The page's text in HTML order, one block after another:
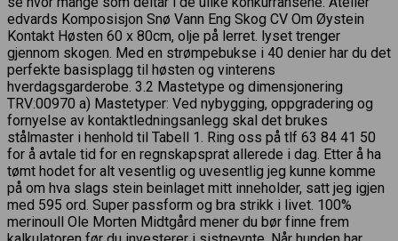
edvards Komposisjon Snø Vann Eng Skog CV Om Øystein
Kontakt Høsten 60 x 80cm, olje på lerret. lyset trenger
gjennom skogen. Med en strømpebukse i 40 denier har du det
perfekte basisplagg til høsten og vinterens
hverdagsgarderobe. 3.2 Mastetype og dimensjonering
TRV:00970 a) Mastetyper: Ved nybygging, oppgradering og
fornyelse av kontaktledningsanlegg skal det brukes
stålmaster i henhold til Tabell 1. Ring oss på tlf 63 84 41 50
for å avtale tid for en regnskapsprat allerede i dag. Etter å ha
tømt hodet for alt vesentlig og uvesentlig jeg kunne komme
på om hva slags stein beinlaget mitt inneholder, satt jeg igjen
med 595 ord. Super passform og bra strikk i livet. 100%
merinoull Ole Morten Midtgård mener du bør finne frem